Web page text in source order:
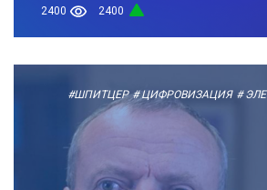
2400 2400
#ШПИТЦЕР # ЦИФРОВИЗАЦИЯ #